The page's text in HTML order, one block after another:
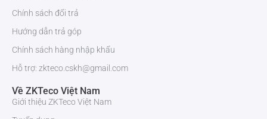
Ghi âm
Độ phân giải ghi
Chính sách đổi trả
Hướng dẫn trả góp
Chính sách hàng nhập khẩu
Hỗ trợ: zkteco.cskh@gmail.com
Về ZKTeco Việt Nam
Giới thiệu ZKTeco Việt Nam